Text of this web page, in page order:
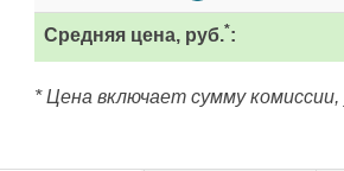
Средняя цена, руб.*:
* Цена включает сумму